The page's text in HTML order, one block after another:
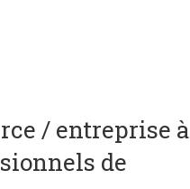
/ entreprise à
de